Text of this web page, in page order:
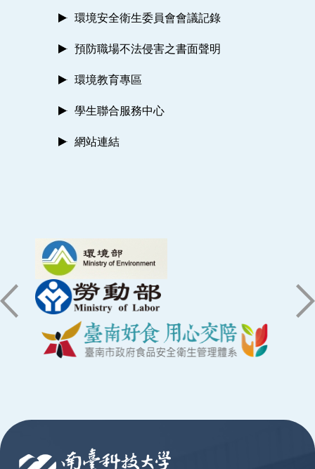
環境安全衛生委員會會議記錄
預防職場不法侵害之書面聲明
環境教育專區
學生聯合服務中心
網站連結